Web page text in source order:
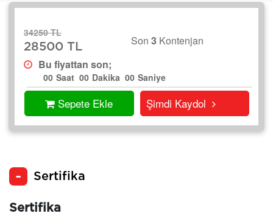
34250 TL
28500 TL
Son 3Kontenjan
Bu fiyattan son;
00 Saat 00 Dakika 00 Saniye
Sepete Ekle Şimdi Kaydol
Sertifika
Sertifika